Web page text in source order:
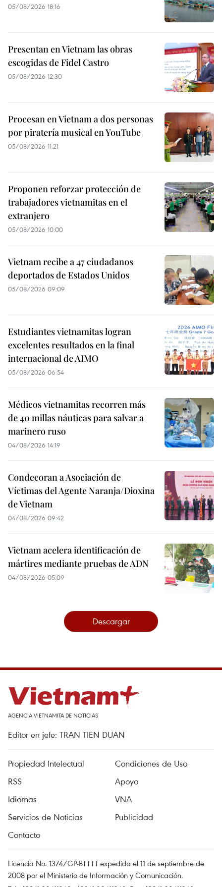
05/08/2026 18:16
Presentan en Vietnam las obras
escogidas de Fidel Castro
05/08/2026 12:30
Procesan en Vietnam a dos personas
por piratería musical en YouTube
05/08/2026 11:21
Proponen reforzar protección de
trabajadores vietnamitas en el
extranjero
05/08/2026 10:00
Vietnam recibe a 47 ciudadanos
deportados de Estados Unidos
05/08/2026 09:09
Estudiantes vietnamitas logran
excelentes resultados en la final
internacional de AIMO
05/08/2026 06:54
Médicos vietnamitas recorren más
de 40 millas náuticas para salvar a
marinero ruso
04/08/2026 14:19
Condecoran a Asociación de
Víctimas del Agente Naranja/Dioxina
de Vietnam
04/08/2026 09:42
Vietnam acelera identificación de
mártires mediante pruebas de ADN
04/08/2026 05:09
Descargar
AGENCIA VIETNAMITA DE NOTICIAS
Editor en jefe: TRAN TIEN DUAN
Propiedad Intelectual
Condiciones de Uso
RSS
Apoyo
Idiomas
VNA
Servicios de Noticias
Publicidad
Contacto
Licencia No. 1374/GP-BTTTT expedida el 11 de septiembre de
2008 por el Ministerio de Información y Comunicación.